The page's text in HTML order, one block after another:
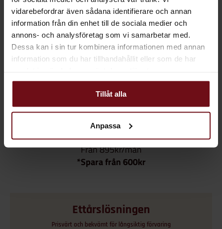
vidarebefordrar även sådana identifierare och annan
information från din enhet till de sociala medier och
annons- och analysföretag som vi samarbetar med.
Dessa kan i sin tur kombinera informationen med annan
information som du har tillhandahållit eller som de har
Tillåt alla
Anpassa
6 månader
Säker förvaring dygnet runt
Uthämtning: 175kr/tillfälle
Välj plan
Från 895kr/mån
*Spara från 600kr
Ettårslösningen
Prisvärt och bekvämt för långsiktig förvaring